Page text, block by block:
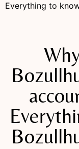
Everything to